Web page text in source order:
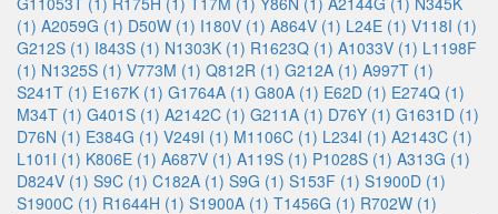
(1) A2059G (1) D50W (1) I180V (1) A864V (1) L24E (1) V118I (1)
G212S (1) I843S (1) N1303K (1) R1623Q (1) A1033V (1) L1198F
(1) N1325S (1) V773M (1) Q812R (1) G212A (1) A997T (1)
S241T (1) E167K (1) G1764A (1) G80A (1) E62D (1) E274Q (1)
M34T (1) G401S (1) A2142C (1) G211A (1) D76Y (1) G1631D (1)
D76N (1) E384G (1) V249I (1) M1106C (1) L234I (1) A2143C (1)
L101I (1) K806E (1) A687V (1) A119S (1) P1028S (1) A313G (1)
D824V (1) S9C (1) C182A (1) S9G (1) S153F (1) S1900D (1)
S1900C (1) R1644H (1) S1900A (1) T1456G (1) R702W (1)